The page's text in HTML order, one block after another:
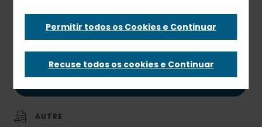
COZINHEIRO (M/F) |
BRAGA
AUTRE
Permitir todos os Cookies e Continuar
Recuse todos os cookies e Continuar